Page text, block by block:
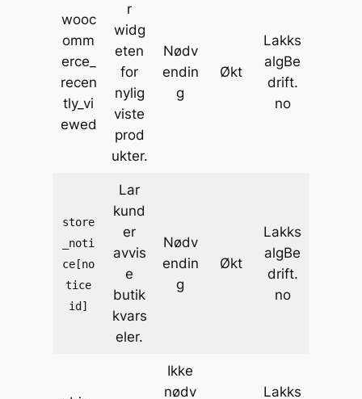
wooc
omm
erce_
recen
tly_vi
ewed
r
widg
eten
for
nylig
viste
prod
ukter.
Nødv
endin
g
Økt
Lakks
algBe
drift.
no
store
_noti
ce[no
tice
id]
Lar
kund
er
avvis
e
butik
kvars
eler.
Nødv
endin
g
Økt
Lakks
algBe
drift.
no
Ikke
nødv
Lakks